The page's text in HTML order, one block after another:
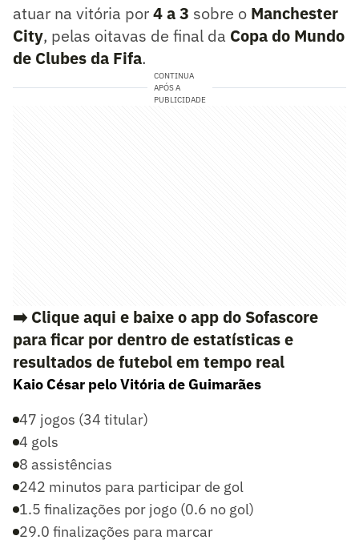
atuar na vitória por4 a 3 sobre o Manchester
City, pelas oitavas de final da Copa do Mundo
de Clubes da Fifa.
CONTINUA
APÓS A
PUBLICIDADE
➡️ Clique aqui e baixe o app do Sofascore
para ficar por dentro de estatísticas e
resultados de futebol em tempo real
Kaio César pelo Vitória de Guimarães
47 jogos (34 titular)
4 gols
8 assistências
242 minutos para participar de gol
1.5 finalizações por jogo (0.6 no gol)
29.0 finalizações para marcar